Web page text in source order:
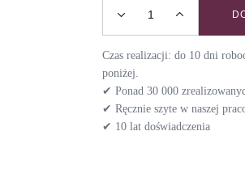
Pas do auta
Czas realizacji: do 10 dni
poniżej.
✔ Ponad 30 000
✔ Ręcznie szyte w naszej
✔ 10 lat doświadczenia